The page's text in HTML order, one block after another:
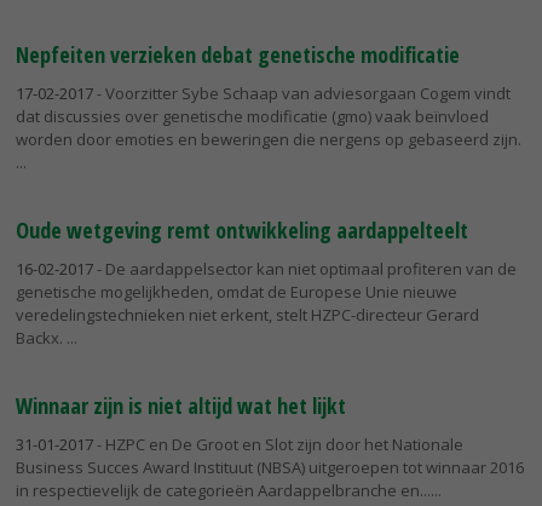
Nepfeiten verzieken debat genetische modificatie
17-02-2017- Voorzitter Sybe Schaap van adviesorgaan Cogem vindt
dat discussies over genetische modificatie (gmo) vaak beïnvloed
worden door emoties en beweringen die nergens op gebaseerd zijn.
Oude wetgeving remt ontwikkeling aardappelteelt
16-02-2017- De aardappelsector kan niet optimaal profiteren van de
genetische mogelijkheden, omdat de Europese Unie nieuwe
veredelingstechnieken niet erkent, stelt HZPC-directeur Gerard
Backx.
Winnaar zijn is niet altijd wat het lijkt
31-01-2017- HZPC en De Groot en Slot zijn door het Nationale
Business Succes Award Instituut (NBSA) uitgeroepen tot winnaar 2016
in respectievelijk de categorieën Aardappelbranche en...